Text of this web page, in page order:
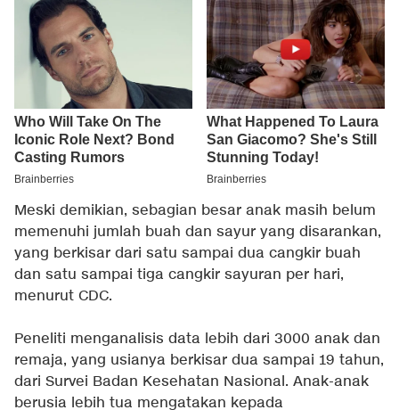
Meski demikian, sebagian besar anak masih belum
memenuhi jumlah buah dan sayur yang disarankan,
yang berkisar dari satu sampai dua cangkir buah
dan satu sampai tiga cangkir sayuran per hari,
menurut CDC.
Peneliti menganalisis data lebih dari 3000 anak dan
remaja, yang usianya berkisar dua sampai 19 tahun,
dari Survei Badan Kesehatan Nasional. Anak-anak
berusia lebih tua mengatakan kepada